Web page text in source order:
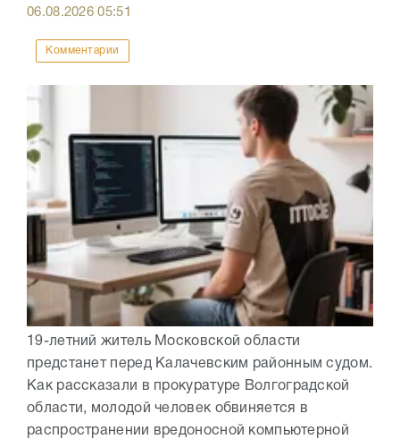
06.08.202605:51
Комментарии
19-летний житель Московской области
предстанет перед Калачевским районным судом.
Как рассказали в прокуратуре Волгоградской
области, молодой человек обвиняется в
распространении вредоносной компьютерной